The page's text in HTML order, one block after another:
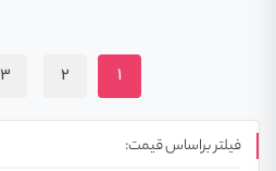
1
2
3
فیلتر براساس قیمت: